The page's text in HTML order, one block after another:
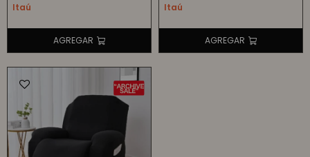
Itaú
Itaú